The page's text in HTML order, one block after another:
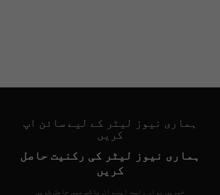
ہماری نیوز لیٹر کے لیے سائن اپ
کریں
ہماری نیوز لیٹر کی رکنیت حاصل
کریں
خبریں براہِ راست اپنے ان باکس میں حاصل کریں